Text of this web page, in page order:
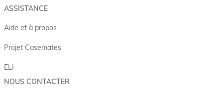
ASSISTANCE
Aide et à propos
Projet Casemates
ELI
NOUS CONTACTER